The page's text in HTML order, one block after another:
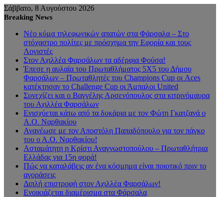
Σάββατο, 8 Αυγούστου 2026
Breaking News
Νέο κύμα τηλεφωνικών απατών στα Φάρσαλα – Στο
στόχαστρο πολίτες με πρόσχημα την Εφορία και τους
Λογιστές
Στον Αχιλλέα Φαρσάλων τα αδέρφια Φούσα!
Έπεσε η αυλαία του Πρωταθλήματος 5Χ5 του Δήμου
Φαρσάλων – Πρωταθλητές του Champions Cup οι Aces
κατέκτησαν το Challenge Cup οι Άμπαλοι United
Συνεχίζει και ο Βαγγέλης Αρσενόπουλος στα κιτρινόμαυρα
του Αχιλλέα Φαρσάλων
Ενισχύεται κάτω από τα δοκάρια με τον Φώτη Γκατζανά ο
Α.Ο. Ναρθακίου
Ανανέωσε με τον Αποστόλη Παπαδόπουλο για τον πάγκο
του ο Α.Ο. Ναρθακίου!
Ασταμάτητη η Κρίστι Αναγνωστοπούλου – Πρωταθλήτρια
Ελλάδας για 15η φορά!
Πώς να καταλάβεις αν ένα κόσμημα είναι ποιοτικό πριν το
αγοράσεις
Διπλή επιστροφή στον Αχιλλέα Φαρσάλων!
Ενοικιάζεται διαμέρισμα στα Φάρσαλα